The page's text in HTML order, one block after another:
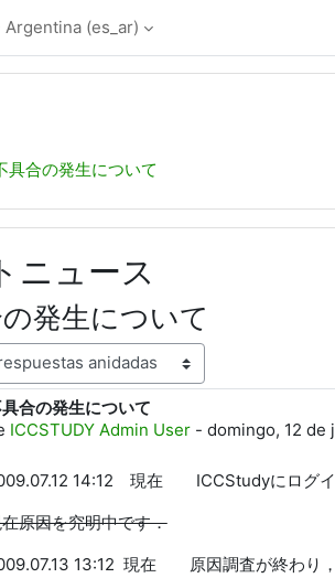
Argentina ‎(es_ar)‎
具合の発生について
ニュース
発生について
合の発生について
ICCSTUDY Admin User- domingo, 12 de
de respuestas: 0
14:12 現在 ICCStudyにログイ
原因を究明中です．
13:12 現在 原因調査が終わり，